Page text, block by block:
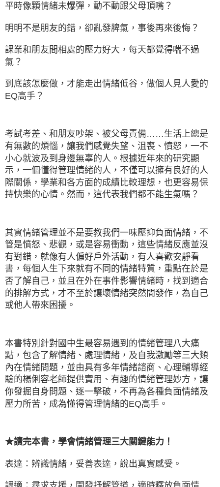
平時像顆情緒未爆彈，動不動跟父母頂嘴？
明明不是朋友的錯，卻亂發脾氣，事後再來後悔？
課業和朋友間相處的壓力好大，每天都覺得喘不過
氣？
到底該怎麼做，才能走出情緒低谷，做個人見人愛的
EQ高手？
考試考差、和朋友吵架、被父母責備……生活上總是
有無數的煩惱，讓我們感覺失望、沮喪、憤怒，一不
小心就波及到身邊無辜的人。根據近年來的研究顯
示，一個懂得管理情緒的人，不僅可以擁有良好的人
際關係，學業和各方面的成績比較理想，也更容易保
持快樂的心情。然而，這代表我們都不能生氣嗎？
其實情緒管理並不是要教我們一味壓抑負面情緒，不
管是憤怒、悲觀，或是容易衝動，這些情緒反應並沒
有對錯，就像有人偏好戶外活動，有人喜歡安靜看
書，每個人生下來就有不同的情緒特質，重點在於是
否了解自己，並且在外在事件影響情緒時，找到適合
的排解方式，才不至於讓壞情緒突然間發作，為自己
或他人帶來困擾。
本書特別針對國中生最容易遇到的情緒管理八大痛
點，包含了解情緒、處理情緒，及自我激勵等三大類
內在情緒問題，並由具有多年情緒諮商、心理輔導經
驗的楊俐容老師提供實用、有趣的情緒管理妙方，讓
你發掘自身問題、逐一擊破，不再為各種負面情緒及
壓力所苦，成為懂得管理情緒的EQ高手。
★讀完本書，學會情緒管理三大關鍵能力！
表達：辨識情緒，妥善表達，說出真實感受。